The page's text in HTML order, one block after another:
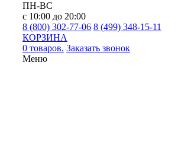
ПН-ВС
с 10:00 до 20:00
8 (800) 302-77-06 8 (499) 348-15-11
КОРЗИНА
0 товаров. Заказать звонок
Меню